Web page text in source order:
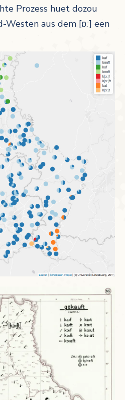
Prozess huet dozou
Westen aus dem [ɒː] een